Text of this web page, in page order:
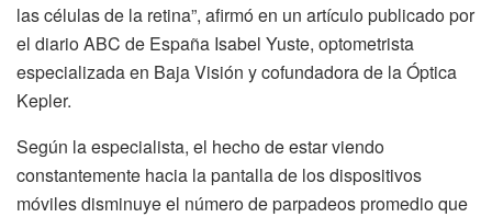
las células de la retina”, afirmó en un artículo publicado por
el diario ABC de España Isabel Yuste, optometrista
especializada en Baja Visión y cofundadora de la Óptica
Kepler.
Según la especialista, el hecho de estar viendo
constantemente hacia la pantalla de los dispositivos
móviles disminuye el número de parpadeos promedio que